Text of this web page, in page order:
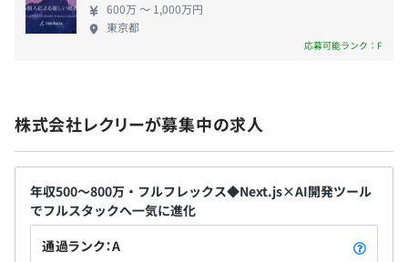
社会保険完備（健康保険・厚生年金保険、雇用保険・労災
無期雇用
600万 〜 1,000万円
東京都
応募可能ランク：F
株式会社レクリーが募集中の求人
年収500〜800万・フルフレックス◆Next.js×AI開発ツール
でフルスタックへ一気に進化
通過ランク：A